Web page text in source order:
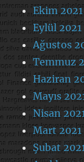
Ekim 2021
Eylül 2021
Ağustos
Temmuz
Haziran
Mayıs
Nisan
Mart 2021
Şubat 2021